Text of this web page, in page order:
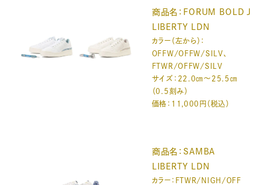
商品名：FORUM BOLD J
LIBERTY LDN
カラー（左から）：
OFFW/OFFW/SILV、
FTWR/OFFW/SILV
サイズ：22.0㎝～25.5㎝
（0.5刻み）
価格：11,000円（税込）
商品名：SAMBA
LIBERTY LDN
カラー：FTWR/NIGH/OFF